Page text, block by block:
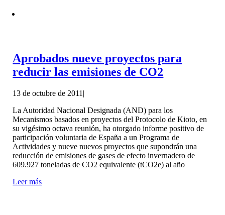
Aprobados nueve proyectos para
reducir las emisiones de CO2
13 de octubre de 2011 |
La Autoridad Nacional Designada (AND) para los
Mecanismos basados en proyectos del Protocolo de Kioto, en
su vigésimo octava reunión, ha otorgado informe positivo de
participación voluntaria de España a un Programa de
Actividades y nueve nuevos proyectos que supondrán una
reducción de emisiones de gases de efecto invernadero de
609.927 toneladas de CO2 equivalente (tCO2e) al año
Leer más